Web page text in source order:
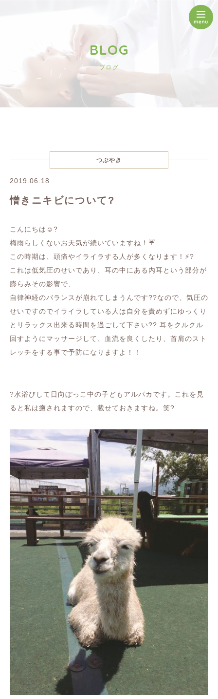
BLOG
ブログ
つぶやき
2019.06.18
憎きニキビについて?
こんにちは☺️?
梅雨らしくないお天気が続いていますね！☔️
この時期は、頭痛やイライラする人が多くなります！⚡️?
これは低気圧のせいであり、耳の中にある内耳という部分が
膨らみその影響で、
自律神経のバランスが崩れてしまうんです??なので、気圧の
せいですのでイライラしている人は自分を責めずにゆっくり
とリラックス出来る時間を過ごして下さい?? 耳をクルクル
回すようにマッサージして、血流を良くしたり、首肩のスト
レッチをする事で予防になりますよ！！
?水浴びして日向ぼっこ中の子どもアルパカです。これを見
ると私は癒されますので、載せておきますね。笑?